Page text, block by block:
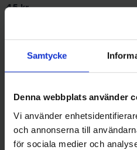
Samtycke
Denna webbplats använder
Vi använder
och annonserna till
för sociala medier och
45 kr